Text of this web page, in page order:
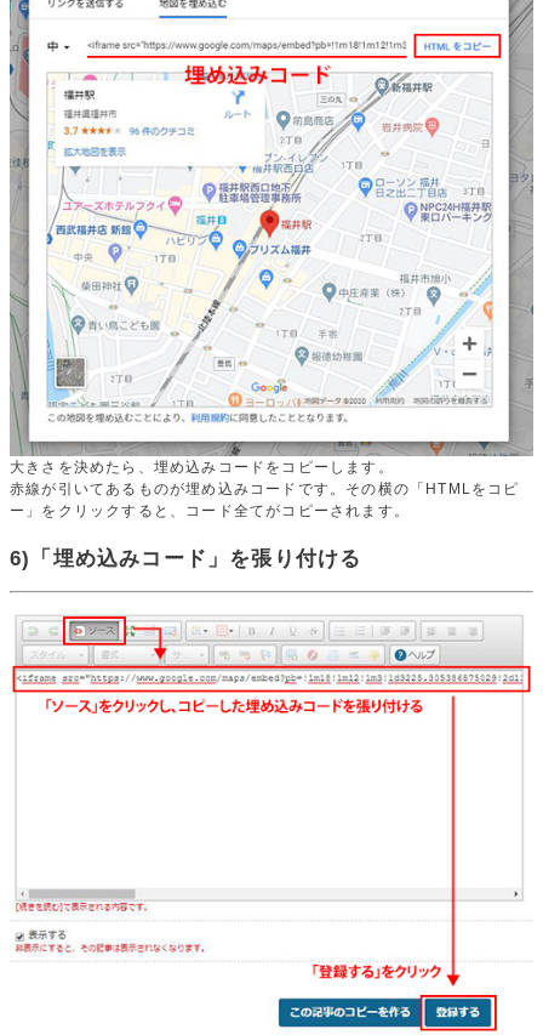
大きさを決めたら、埋め込みコードをコピーします。
赤線が引いてあるものが埋め込みコードです。その横の「HTMLをコピ
ー」をクリックすると、コード全てがコピーされます。
6)「埋め込みコード」を張り付ける